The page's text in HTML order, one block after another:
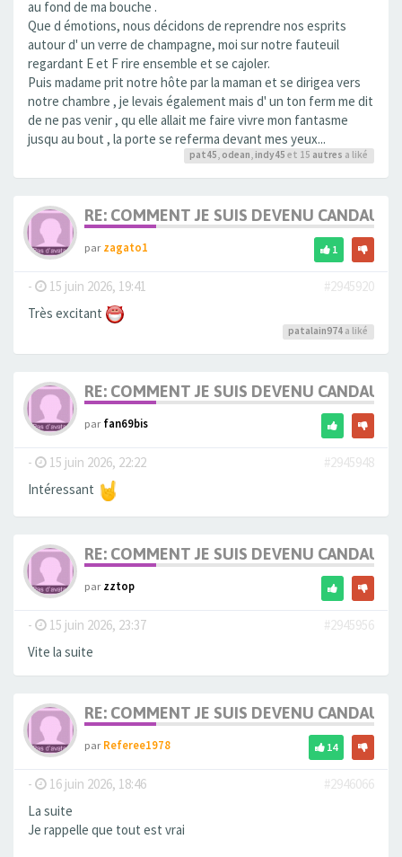
au fond de ma bouche .
Que d émotions, nous décidons de reprendre nos esprits
autour d' un verre de champagne, moi sur notre fauteuil
regardant E et F rire ensemble et se cajoler.
Puis madame prit notre hôte par la maman et se dirigea vers
notre chambre , je levais également mais d' un ton ferm me dit
de ne pas venir , qu elle allait me faire vivre mon fantasme
jusqu au bout , la porte se referma devant mes yeux...
pat45, odean, indy45 et 15 autres a liké
RE: COMMENT JE SUIS DEVENU
parzagato1 1
- 15 juin 2026, 19:41
#2945920
Très excitant
patalain974 a liké
RE: COMMENT JE SUIS DEVENU
parfan69bis
- 15 juin 2026, 22:22
#2945948
Intéressant
RE: COMMENT JE SUIS DEVENU
parzztop
- 15 juin 2026, 23:37
#2945956
Vite la suite
RE: COMMENT JE SUIS DEVENU
parReferee1978 14
- 16 juin 2026, 18:46
#2946066
La suite
Je rappelle que tout est vrai